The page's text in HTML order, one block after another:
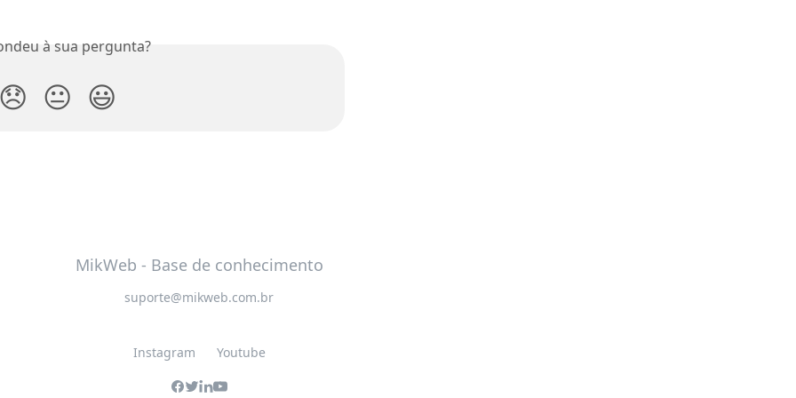
à sua pergunta?
😐 😃
MikWeb - Base de conhecimento
suporte@mikweb.com.br
Instagram Youtube